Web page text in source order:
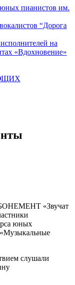
пианистов им.
“Дорога
на
«Вдохновение»
«Звучат
юных
слушали